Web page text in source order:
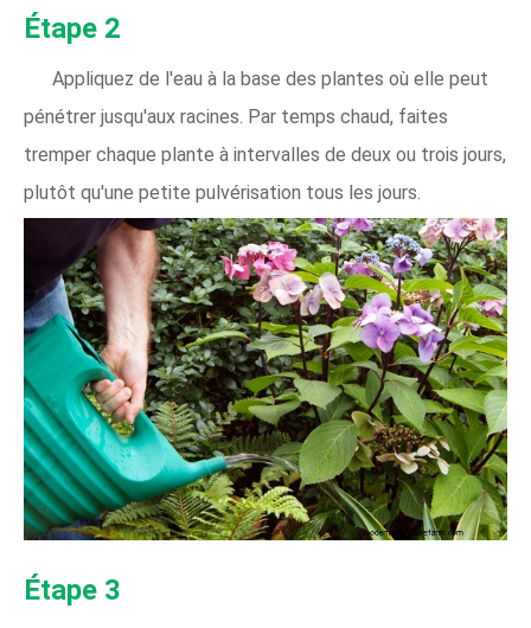
Étape 2
Appliquez de l'eau à la base des plantes où elle peut
pénétrer jusqu'aux racines. Par temps chaud, faites
tremper chaque plante à intervalles de deux ou trois jours,
plutôt qu'une petite pulvérisation tous les jours.
Étape 3